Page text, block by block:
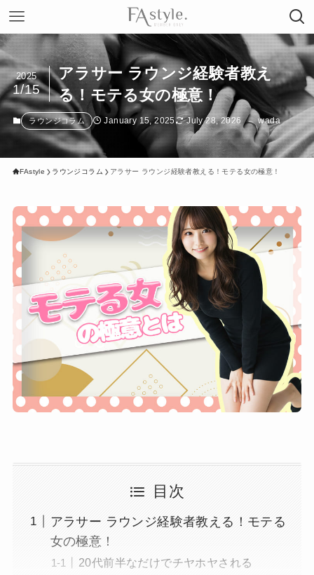
アラサー ラウンジ経験者教え
る！モテる女の極意！
2025
1/15
ラウンジコラム January 15, 2025 July 28, 2026 wada
FAstyle ラウンジコラム アラサー ラウンジ経験者教える！モテる女の極意！
目次
アラサー ラウンジ経験者教える！モテる
女の極意！
20代前半なだけでチヤホヤされる